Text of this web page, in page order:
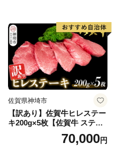
佐賀県神埼市
【訳あり】佐賀牛ヒレステー
キ200g×5枚【佐賀牛 ステー
キ ブランド肉 ヒレ肉 フィレ
肉 ジューシー ヘルシー】(H0
70,000円